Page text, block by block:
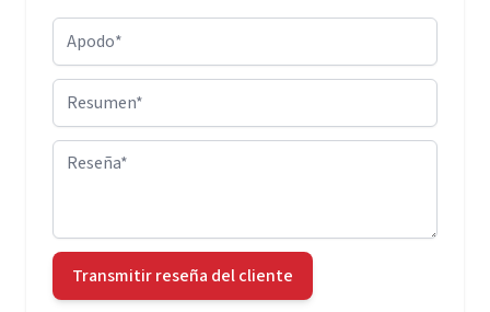
Apodo
Resumen
Reseña
Transmitir reseña del cliente